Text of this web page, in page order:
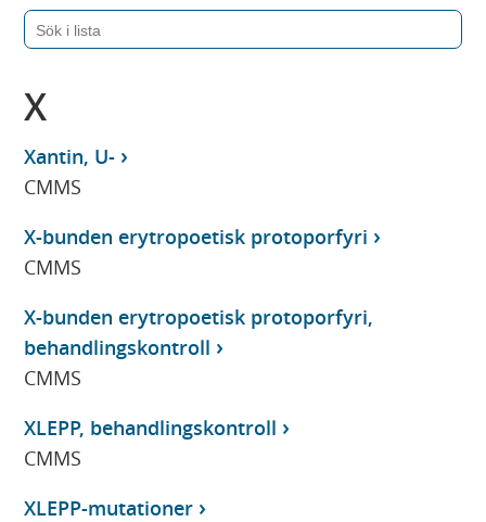
X
Xantin, U-
CMMS
X-bunden erytropoetisk protoporfyri
CMMS
X-bunden erytropoetisk protoporfyri,
behandlingskontroll
CMMS
XLEPP, behandlingskontroll
CMMS
XLEPP-mutationer